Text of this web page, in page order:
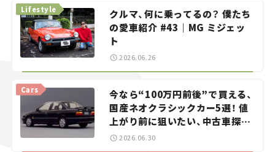
クルマ、何に乗ってるの？ 僕たち
の愛車紹介 #43｜MG ミジェッ
ト
Lifestyle
2026.06.26
今なら“100万円前後”で買える、
国産ネオクラシックカー5選！ 値
上がり前に狙いたい、中古車探し
をお手伝い――ちょっとイケてるマ
Cars
2026.06.30